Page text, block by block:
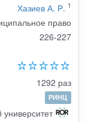
Хазиев А. Р. 1
право
226-227
1292 раз
РИНЦ